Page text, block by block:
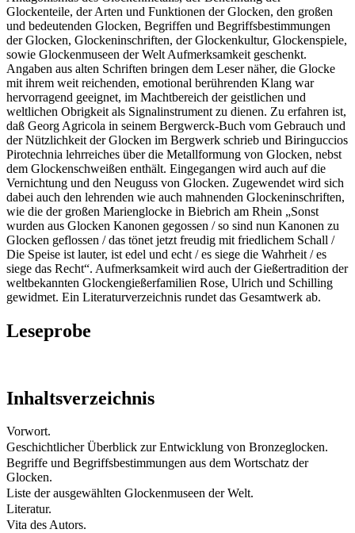
Glockenteile, der Arten und Funktionen der Glocken, den großen
und bedeutenden Glocken, Begriffen und Begriffsbestimmungen
der Glocken, Glockeninschriften, der Glockenkultur, Glockenspiele,
sowie Glockenmuseen der Welt Aufmerksamkeit geschenkt.
Angaben aus alten Schriften bringen dem Leser näher, die Glocke
mit ihrem weit reichenden, emotional berührenden Klang war
hervorragend geeignet, im Machtbereich der geistlichen und
weltlichen Obrigkeit als Signalinstrument zu dienen. Zu erfahren ist,
daß Georg Agricola in seinem Bergwerck-Buch vom Gebrauch und
der Nützlichkeit der Glocken im Bergwerk schrieb und Biringuccios
Pirotechnia lehrreiches über die Metallformung von Glocken, nebst
dem Glockenschweißen enthält. Eingegangen wird auch auf die
Vernichtung und den Neuguss von Glocken. Zugewendet wird sich
dabei auch den lehrenden wie auch mahnenden Glockeninschriften,
wie die der großen Marienglocke in Biebrich am Rhein „Sonst
wurden aus Glocken Kanonen gegossen / so sind nun Kanonen zu
Glocken geflossen / das tönet jetzt freudig mit friedlichem Schall /
Die Speise ist lauter, ist edel und echt / es siege die Wahrheit / es
siege das Recht“. Aufmerksamkeit wird auch der Gießertradition der
weltbekannten Glockengießerfamilien Rose, Ulrich und Schilling
gewidmet. Ein Literaturverzeichnis rundet das Gesamtwerk ab.
Leseprobe
Inhaltsverzeichnis
Vorwort.
Geschichtlicher Überblick zur Entwicklung von Bronzeglocken.
Begriffe und Begriffsbestimmungen aus dem Wortschatz der
Glocken.
Liste der ausgewählten Glockenmuseen der Welt.
Literatur.
Vita des Autors.